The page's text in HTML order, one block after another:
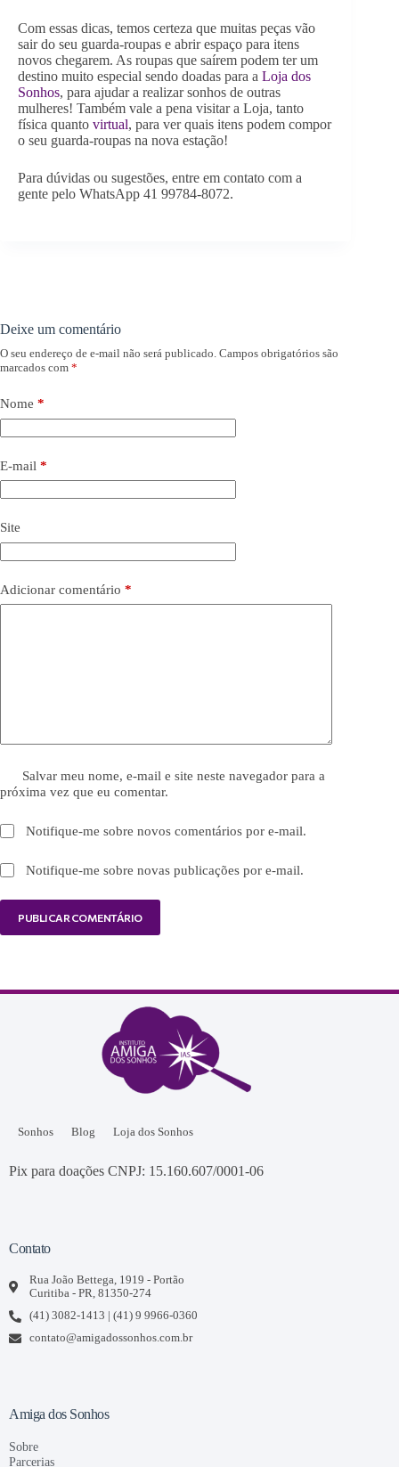
Com essas dicas, temos certeza que muitas peças vão
sair do seu guarda-roupas e abrir espaço para itens
novos chegarem. As roupas que saírem podem ter um
destino muito especial sendo doadas para a Loja dos
Sonhos, para ajudar a realizar sonhos de outras
mulheres! Também vale a pena visitar a Loja, tanto
física quanto virtual, para ver quais itens podem compor
o seu guarda-roupas na nova estação!
Para dúvidas ou sugestões, entre em contato com a
gente pelo WhatsApp 41 99784-8072.
Deixe um comentário
O seu endereço de e-mail não será publicado. Campos obrigatórios são
marcados com *
Nome *
E-mail *
Site
Adicionar comentário *
Salvar meu nome, e-mail e site neste navegador para a
próxima vez que eu comentar.
Notifique-me sobre novos comentários por e-mail.
Notifique-me sobre novas publicações por e-mail.
PUBLICAR COMENTÁRIO
Sonhos Blog Loja dos Sonhos
Pix para doações CNPJ: 15.160.607/0001-06
Contato
Rua João Bettega, 1919 - Portão
Curitiba - PR, 81350-274
(41) 3082-1413 | (41) 9 9966-0360
contato@amigadossonhos.com.br
Amiga dos Sonhos
Sobre
Parcerias